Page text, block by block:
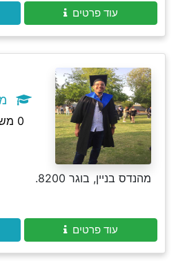
עוד פרטים
0 משובים
מהנדס בניין, בוגר 8200.
עוד פרטים